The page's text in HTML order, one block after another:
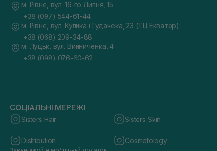
м. Рівне, вул. 16-го Липня, 15
+38 (097) 544-61-44
м. Рівне, вул. Кулика і Гудачека, 23 (ТЦ Екватор)
+38 (068) 209-34-88
м. Луцьк, вул. Винниченка, 4
+38 (098) 076-60-62
СОЦІАЛЬНІ МЕРЕЖІ
Sisters Hair Sisters Skin
Distribution Cosmetology